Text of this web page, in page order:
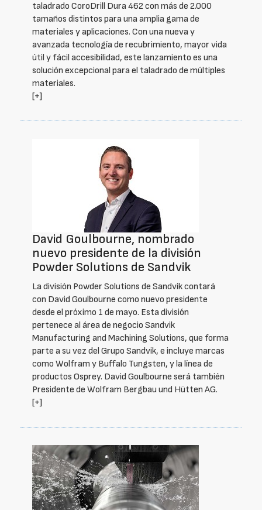
taladrado CoroDrill Dura 462 con más de 2.000
tamaños distintos para una amplia gama de
materiales y aplicaciones. Con una nueva y
avanzada tecnología de recubrimiento, mayor vida
útil y fácil accesibilidad, este lanzamiento es una
solución excepcional para el taladrado de múltiples
materiales.
[+]
David Goulbourne, nombrado
nuevo presidente de la división
Powder Solutions de Sandvik
La división Powder Solutions de Sandvik contará
con David Goulbourne como nuevo presidente
desde el próximo 1 de mayo. Esta división
pertenece al área de negocio Sandvik
Manufacturing and Machining Solutions, que forma
parte a su vez del Grupo Sandvik, e incluye marcas
como Wolfram y Buffalo Tungsten, y la línea de
productos Osprey. David Goulbourne será también
Presidente de Wolfram Bergbau und Hütten AG.
[+]